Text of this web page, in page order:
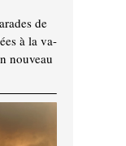
de
à la va-
nouveau